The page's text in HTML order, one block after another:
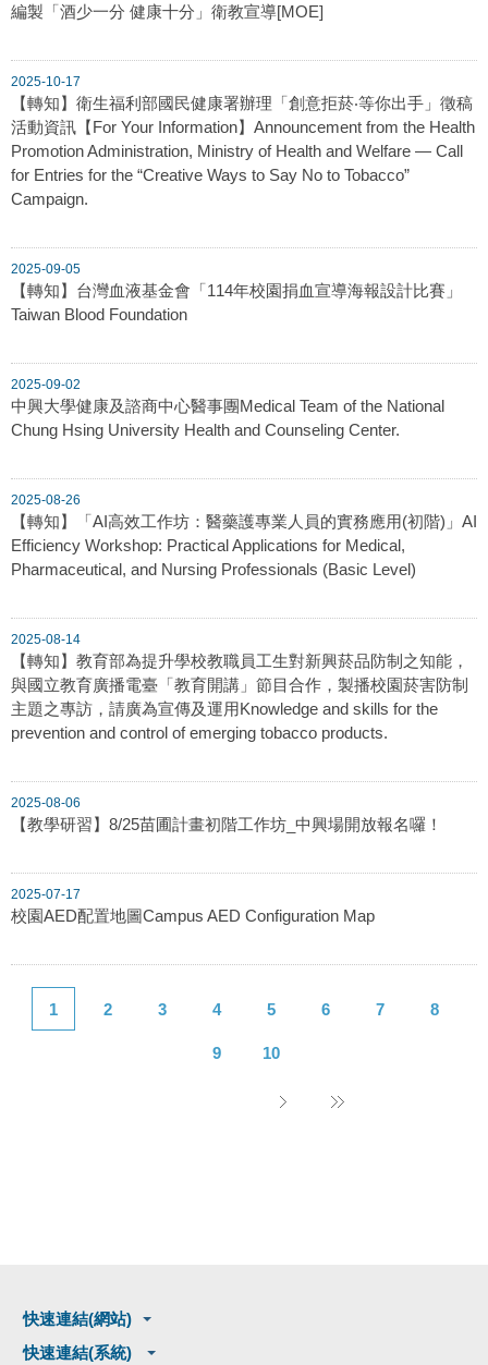
編製「酒少一分 健康十分」衛教宣導[MOE]
2025-10-17
【轉知】衛生福利部國民健康署辦理「創意拒菸‧等你出手」徵稿
活動資訊【For Your Information】Announcement from the Health
Promotion Administration, Ministry of Health and Welfare — Call
for Entries for the “Creative Ways to Say No to Tobacco”
Campaign.
2025-09-05
【轉知】台灣血液基金會「114年校園捐血宣導海報設計比賽」
Taiwan Blood Foundation
2025-09-02
中興大學健康及諮商中心醫事團Medical Team of the National
Chung Hsing University Health and Counseling Center.
2025-08-26
【轉知】「AI高效工作坊：醫藥護專業人員的實務應用(初階)」AI
Efficiency Workshop: Practical Applications for Medical,
Pharmaceutical, and Nursing Professionals (Basic Level)
2025-08-14
【轉知】教育部為提升學校教職員工生對新興菸品防制之知能，
與國立教育廣播電臺「教育開講」節目合作，製播校園菸害防制
主題之專訪，請廣為宣傳及運用Knowledge and skills for the
prevention and control of emerging tobacco products.
2025-08-06
【教學研習】8/25苗圃計畫初階工作坊_中興場開放報名囉！
2025-07-17
校園AED配置地圖Campus AED Configuration Map
1 2 3 4 5 6 7 8
9 10
快速連結(網站)
快速連結(系統)